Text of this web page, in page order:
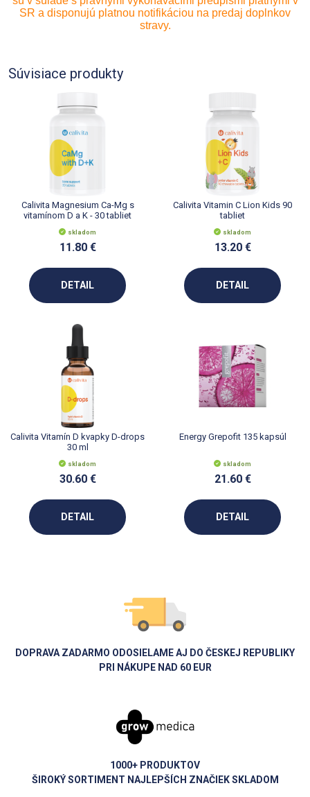
SR a disponujú platnou notifikáciou na predaj doplnkov
stravy.
Súvisiace produkty
Calivita Magnesium Ca-Mg s
vitamínom D a K - 30 tabliet
skladom
11.80 €
DETAIL
Calivita Vitamin C Lion Kids 90
tabliet
skladom
13.20 €
DETAIL
Calivita Vitamín D kvapky D-drops
30 ml
skladom
30.60 €
DETAIL
Energy Grepofit 135 kapsúl
skladom
21.60 €
DETAIL
DOPRAVA ZADARMO ODOSIELAME AJ DO ČESKEJ REPUBLIKY
PRI NÁKUPE NAD 60 EUR
1000+ PRODUKTOV
ŠIROKÝ SORTIMENT NAJLEPŠÍCH ZNAČIEK SKLADOM